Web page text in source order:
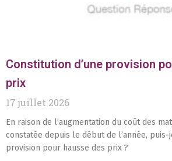
Constitution d’une provision
prix
17 juillet 2026
En raison de l’augmentation du coût des
constatée depuis le début de l’année,
provision pour hausse des prix ?